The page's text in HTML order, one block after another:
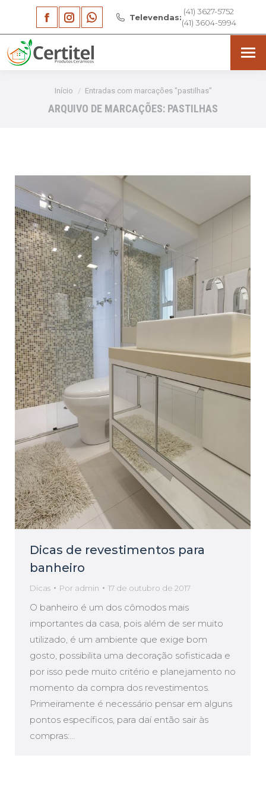
Facebook
page
opens
new
Instagram
page
opens
new
Whatsapp
page
new
Televendas:
(41) 3627-5752
(41) 3604-5994
Você está aqui:
Início Entradas com marcações "pastilhas"
ARQUIVO DE MARCAÇÕES: PASTILHAS
Dicas de revestimentos para
banheiro
Dicas Por admin 17 de outubro de 2017
O banheiro é um dos cômodos mais
importantes da casa, pois além de ser muito
utilizado, é um ambiente que exige bom
gosto, possibilita uma decoração sofisticada e
por isso pede muito critério e planejamento no
momento da compra dos revestimentos.
Primeiramente é necessário pensar em alguns
pontos específicos, para daí então sair às
compras:…